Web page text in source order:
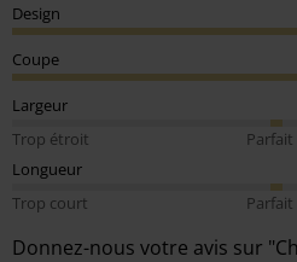
Design
Coupe
Largeur
Trop étroit
Parfait
Longueur
Trop court
Parfait
Donnez-nous votre avis sur